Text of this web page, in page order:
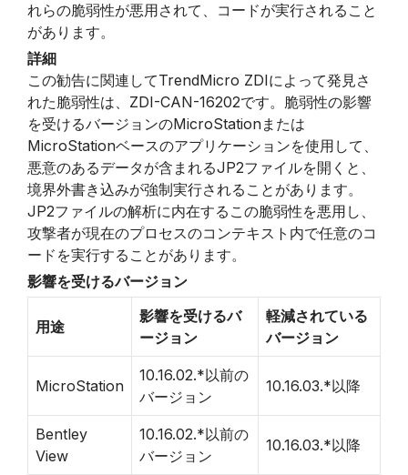
れらの脆弱性が悪用されて、コードが実行されること
があります。
詳細
この勧告に関連してTrendMicro ZDIによって発見さ
れた脆弱性は、ZDI-CAN-16202です。脆弱性の影響
を受けるバージョンのMicroStationまたは
MicroStationベースのアプリケーションを使用して、
悪意のあるデータが含まれるJP2ファイルを開くと、
境界外書き込みが強制実行されることがあります。
JP2ファイルの解析に内在するこの脆弱性を悪用し、
攻撃者が現在のプロセスのコンテキスト内で任意のコ
ードを実行することがあります。
影響を受けるバージョン
用途
影響を受けるバ
ージョン
軽減されている
バージョン
MicroStation
10.16.02.*以前の
バージョン
10.16.03.*以降
Bentley
View
10.16.02.*以前の
バージョン
10.16.03.*以降